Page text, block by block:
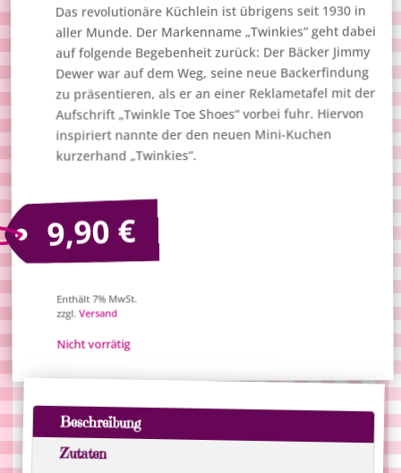
Das revolutionäre Küchlein ist übrigens seit 1930 in
aller Munde. Der Markenname „Twinkies“ geht dabei
auf folgende Begebenheit zurück: Der Bäcker Jimmy
Dewer war auf dem Weg, seine neue Backerfindung
zu präsentieren, als er an einer Reklametafel mit der
Aufschrift „Twinkle Toe Shoes“ vorbei fuhr. Hiervon
inspiriert nannte der den neuen Mini-Kuchen
kurzerhand „Twinkies“.
9,90€
Enthält 7% MwSt.
zzgl.Versand
Nicht vorrätig
Beschreibung
Zutaten